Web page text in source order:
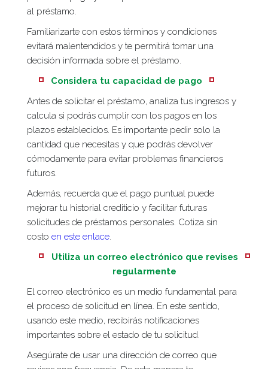
al préstamo.
Familiarizarte con estos términos y condiciones
evitará malentendidos y te permitirá tomar una
decisión informada sobre el préstamo.
Considera tu capacidad de pago
Antes de solicitar el préstamo, analiza tus ingresos y
calcula si podrás cumplir con los pagos en los
plazos establecidos. Es importante pedir solo la
cantidad que necesitas y que podrás devolver
cómodamente para evitar problemas financieros
futuros.
Además, recuerda que el pago puntual puede
mejorar tu historial crediticio y facilitar futuras
solicitudes de préstamos personales. Cotiza sin
costo en este enlace.
Utiliza un correo electrónico que revises
regularmente
El correo electrónico es un medio fundamental para
el proceso de solicitud en línea. En este sentido,
usando este medio, recibirás notificaciones
importantes sobre el estado de tu solicitud.
Asegúrate de usar una dirección de correo que